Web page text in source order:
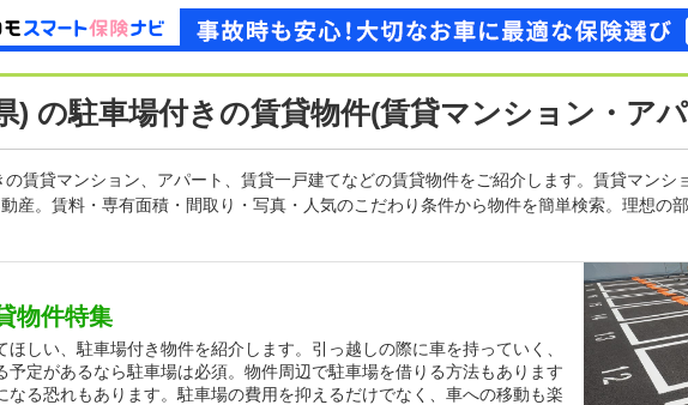
) の駐車場付きの賃貸物件(賃貸マンション・ア
賃貸マンション、アパート、賃貸一戸建てなどの賃貸物件をご紹介します。賃貸マンシ
産。賃料・専有面積・間取り・写真・人気のこだわり条件から物件を簡単検索。理想の
物件特集
ほしい、駐車場付き物件を紹介します。引っ越しの際に車を持っていく、
予定があるなら駐車場は必須。物件周辺で駐車場を借りる方法もあります
なる恐れもあります。駐車場の費用を抑えるだけでなく、車への移動も楽